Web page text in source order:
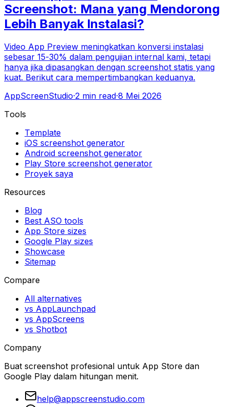
Screenshot: Mana yang Mendorong
Lebih Banyak Instalasi?
Video App Preview meningkatkan konversi instalasi
sebesar 15-30% dalam pengujian internal kami, tetapi
hanya jika dipasangkan dengan screenshot statis yang
kuat. Berikut cara mempertimbangkan keduanya.
AppScreenStudio·2 min read·8 Mei 2026
Tools
Template
iOS screenshot generator
Android screenshot generator
Play Store screenshot generator
Proyek saya
Resources
Blog
Best ASO tools
App Store sizes
Google Play sizes
Showcase
Sitemap
Compare
All alternatives
vs AppLaunchpad
vs AppScreens
vs Shotbot
Company
Buat screenshot profesional untuk App Store dan
Google Play dalam hitungan menit.
help@appscreenstudio.com